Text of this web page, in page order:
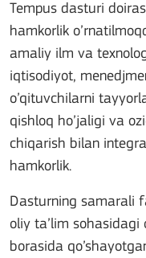
Tempus dasturi
hamkorlik
amaliy ilm va
iqtisodiyot,
o’qituvchilarni
qishloq ho’jaligi va
chiqarish bilan
hamkorlik.
Dasturning samarali
oliy ta’lim
borasida